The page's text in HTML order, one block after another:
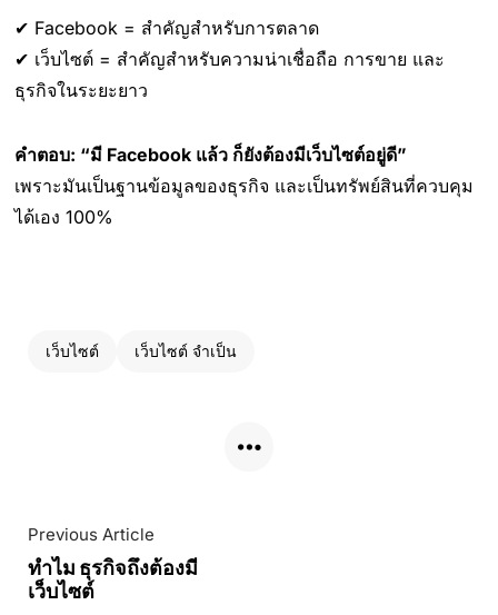
✔ Facebook = สำคัญสำหรับการตลาด
✔ เว็บไซต์ = สำคัญสำหรับความน่าเชื่อถือ การขาย และ
ธุรกิจในระยะยาว
คำตอบ: “มี Facebook แล้ว ก็ยังต้องมีเว็บไซต์อยู่ดี”
เพราะมันเป็นฐานข้อมูลของธุรกิจ และเป็นทรัพย์สินที่ควบคุม
ได้เอง 100%
เว็บไซต์ เว็บไซต์ จำเป็น
Previous Article
ทำไม ธุรกิจถึงต้องมี
เว็บไซต์